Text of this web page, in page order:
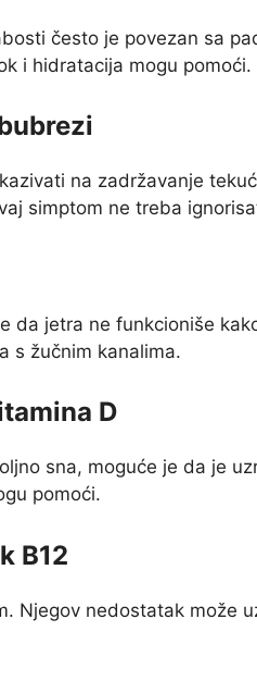
često je povezan sa
i hidratacija mogu pomoći.
na zadržavanje
simptom ne treba
da jetra ne funkcioniše
s žučnim kanalima.
D
sna, moguće je da je
pomoći.
B12
Njegov nedostatak može